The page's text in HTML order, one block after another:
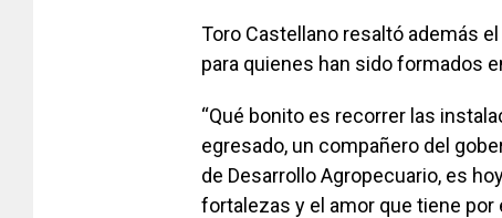
Toro Castellano resaltó además
para quienes han sido formados
“Qué bonito es recorrer las
egresado, un compañero del
de Desarrollo Agropecuario, es
fortalezas y el amor que tiene por